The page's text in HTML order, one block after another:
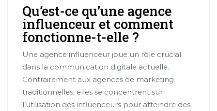
Qu’est-ce qu’une agence
influenceur et comment
fonctionne-t-elle ?
Une agence influenceur joue un rôle crucial
dans la communication digitale actuelle.
Contrairement aux agences de marketing
traditionnelles, elles se concentrent sur
l’utilisation des influenceurs pour atteindre des